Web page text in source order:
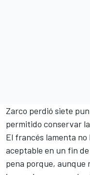
Zarco perdió siete
permitido conservar
El francés lamenta
aceptable en un fin
pena porque, aunque